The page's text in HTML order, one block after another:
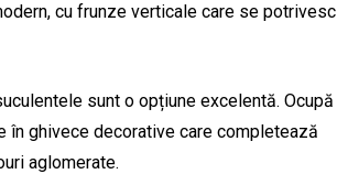
cu frunze verticale care se potrivesc
sunt o opțiune excelentă. Ocupă
în ghivece decorative care completează
aglomerate.